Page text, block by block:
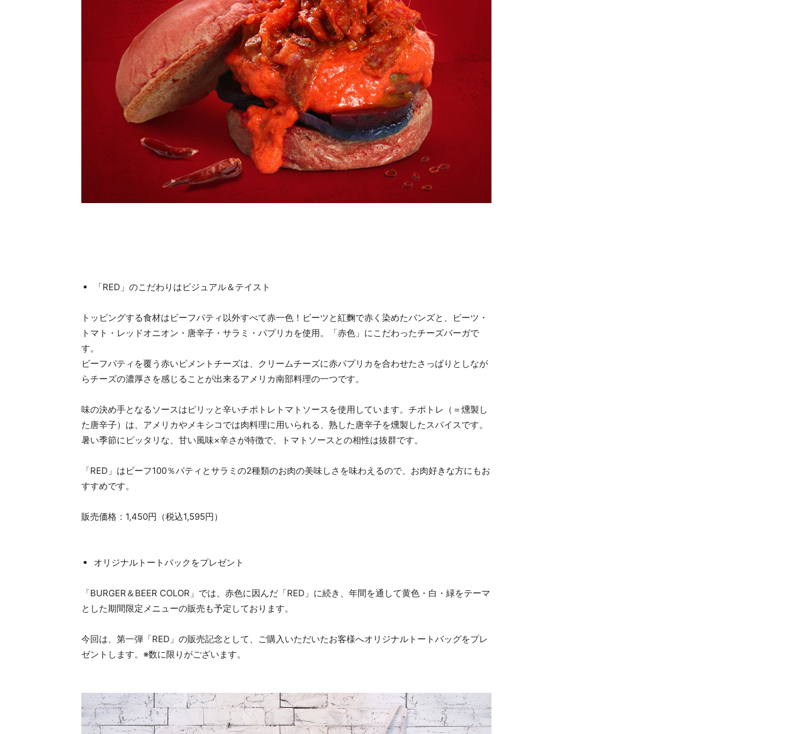
「RED」のこだわりはビジュアル＆テイスト
トッピングする食材はビーフパティ以外すべて赤一色！ビーツと紅麴で赤く染めたバンズと、ビーツ・
トマト・レッドオニオン・唐辛子・サラミ・パプリカを使用。「赤色」にこだわったチーズバーガで
す。
ビーフパティを覆う赤いピメントチーズは、クリームチーズに赤パプリカを合わせたさっぱりとしなが
らチーズの濃厚さを感じることが出来るアメリカ南部料理の一つです。
味の決め手となるソースはピリッと辛いチポトレトマトソースを使用しています。チポトレ（＝燻製し
た唐辛子）は、アメリカやメキシコでは肉料理に用いられる、熟した唐辛子を燻製したスパイスです。
暑い季節にピッタリな、甘い風味×辛さが特徴で、トマトソースとの相性は抜群です。
「RED」はビーフ100％パティとサラミの2種類のお肉の美味しさを味わえるので、お肉好きな方にもお
すすめです。
販売価格：1,450円（税込1,595円）
オリジナルトートバックをプレゼント
「BURGER＆BEER COLOR」では、赤色に因んだ「RED」に続き、年間を通して黄色・白・緑をテーマ
とした期間限定メニューの販売も予定しております。
今回は、第一弾「RED」の販売記念として、ご購入いただいたお客様へオリジナルトートバッグをプレ
ゼントします。※数に限りがございます。